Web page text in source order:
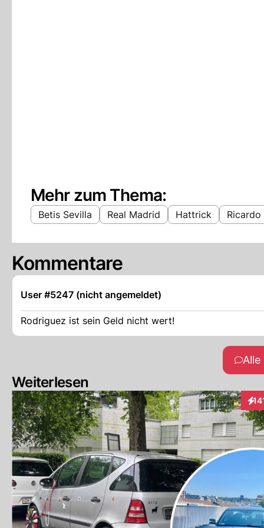
Mehr zum Thema:
Betis Sevilla Real Madrid Hattrick Ricardo
Kommentare
User #5247 (nicht angemeldet)
Rodriguez ist sein Geld nicht wert!
Alle
Weiterlesen